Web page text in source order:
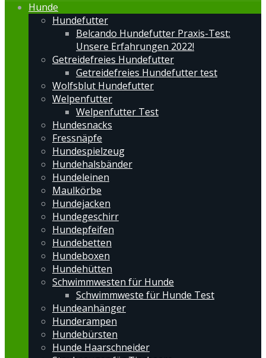
Hunde
Hundefutter
Belcando Hundefutter Praxis-Test:
Unsere Erfahrungen 2022!
Getreidefreies Hundefutter
Getreidefreies Hundefutter test
Wolfsblut Hundefutter
Welpenfutter
Welpenfutter Test
Hundesnacks
Fressnäpfe
Hundespielzeug
Hundehalsbänder
Hundeleinen
Maulkörbe
Hundejacken
Hundegeschirr
Hundepfeifen
Hundebetten
Hundeboxen
Hundehütten
Schwimmwesten für Hunde
Schwimmweste für Hunde Test
Hundeanhänger
Hunderampen
Hundebürsten
Hunde Haarschneider